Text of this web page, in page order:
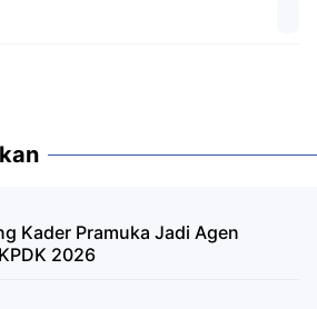
Kader Pramuka Jadi Agen
2026